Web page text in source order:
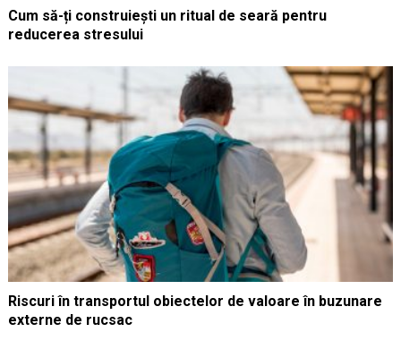
Cum să-ți construiești un ritual de seară pentru
reducerea stresului
Riscuri în transportul obiectelor de valoare în buzunare
externe de rucsac